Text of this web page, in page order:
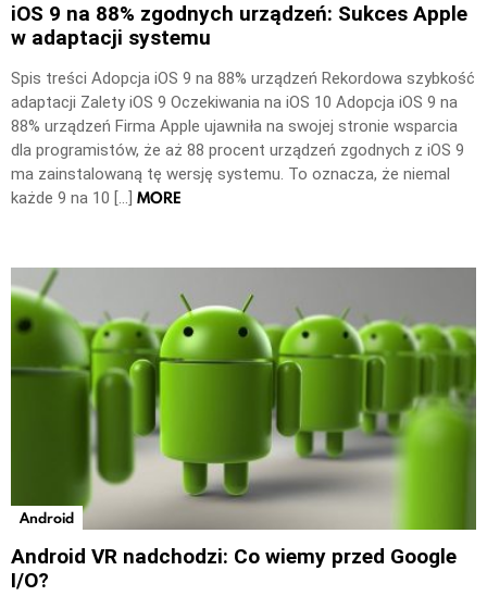
iOS 9 na 88% zgodnych urządzeń: Sukces Apple
w adaptacji systemu
Spis treści Adopcja iOS 9 na 88% urządzeń Rekordowa szybkość
adaptacji Zalety iOS 9 Oczekiwania na iOS 10 Adopcja iOS 9 na
88% urządzeń Firma Apple ujawniła na swojej stronie wsparcia
dla programistów, że aż 88 procent urządzeń zgodnych z iOS 9
ma zainstalowaną tę wersję systemu. To oznacza, że niemal
każde 9 na 10 […] MORE
Android
Android VR nadchodzi: Co wiemy przed Google
I/O?